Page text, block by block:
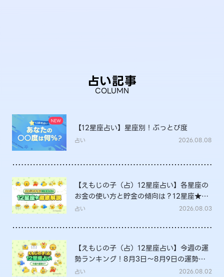
占い記事
COLUMN
【12星座占い】星座別！ぶっとび度
占い 2026.08.08
【えもじの子（占）12星座占い】各星座の
お金の使い方と貯金の傾向は？12星座★徹
底解説
占い 2026.08.03
【えもじの子（占）12星座占い】今週の運
勢ランキング！8月3日～8月9日の運勢
は？
占い 2026.08.02